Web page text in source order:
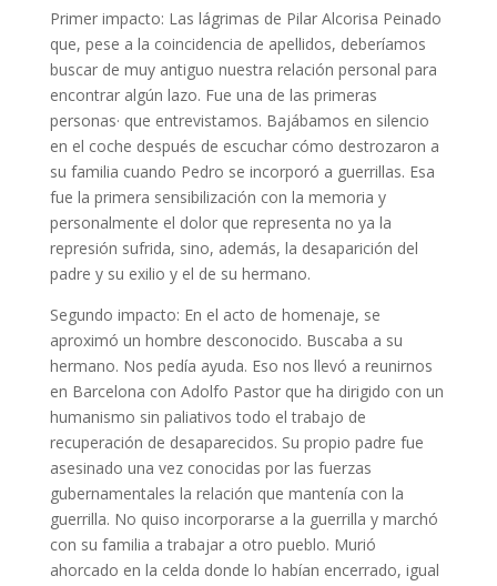
Primer impacto: Las lágrimas de Pilar Alcorisa Peinado
que, pese a la coincidencia de apellidos, deberíamos
buscar de muy antiguo nuestra relación personal para
encontrar algún lazo. Fue una de las primeras
personas· que entrevistamos. Bajábamos en silencio
en el coche después de escuchar cómo destrozaron a
su familia cuando Pedro se incorporó a guerrillas. Esa
fue la primera sensibilización con la memoria y
personalmente el dolor que representa no ya la
represión sufrida, sino, además, la desaparición del
padre y su exilio y el de su hermano.
Segundo impacto: En el acto de homenaje, se
aproximó un hombre desconocido. Buscaba a su
hermano. Nos pedía ayuda. Eso nos llevó a reunirnos
en Barcelona con Adolfo Pastor que ha dirigido con un
humanismo sin paliativos todo el trabajo de
recuperación de desaparecidos. Su propio padre fue
asesinado una vez conocidas por las fuerzas
gubernamentales la relación que mantenía con la
guerrilla. No quiso incorporarse a la guerrilla y marchó
con su familia a trabajar a otro pueblo. Murió
ahorcado en la celda donde lo habían encerrado, igual